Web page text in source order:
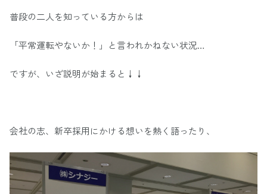
普段の二人を知っている方からは
「平常運転やないか！」と言われかねない状況…
ですが、いざ説明が始まると↓↓
会社の志、新卒採用にかける想いを熱く語ったり、